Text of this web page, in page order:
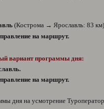
(Кострома → Ярославль: 83
на маршрут.
вариант программы дня:
на маршрут.
дня на усмотрение